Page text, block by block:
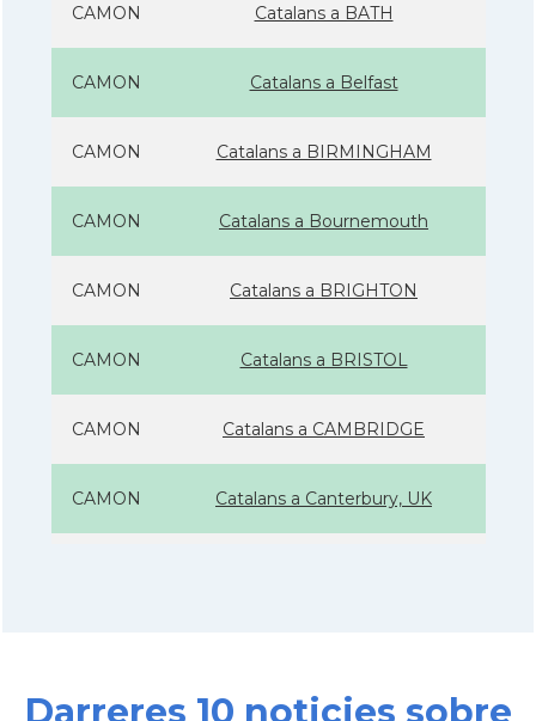
CAMON Catalans a BATH
CAMON Catalans a Belfast
CAMON Catalans a BIRMINGHAM
CAMON Catalans a Bournemouth
CAMON Catalans a BRIGHTON
CAMON Catalans a BRISTOL
CAMON Catalans a CAMBRIDGE
CAMON Catalans a Canterbury, UK
CAMON Catalans a CHELTENHAM
Darreres 10 noticies sobre